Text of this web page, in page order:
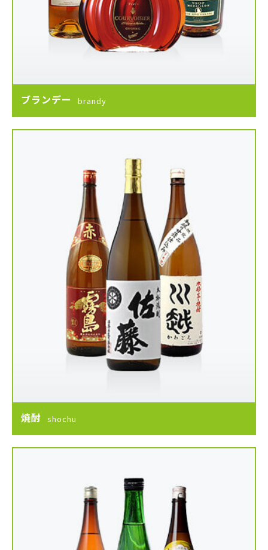
ブランデー brandy
焼酎 shochu